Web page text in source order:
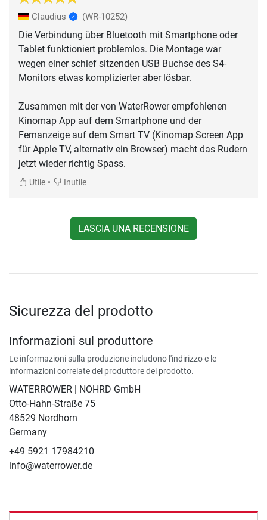
Claudius (WR-10252)
Die Verbindung über Bluetooth mit Smartphone oder
Tablet funktioniert problemlos. Die Montage war
wegen einer schief sitzenden USB Buchse des S4-
Monitors etwas komplizierter aber lösbar.
Zusammen mit der von WaterRower empfohlenen
Kinomap App auf dem Smartphone und der
Fernanzeige auf dem Smart TV (Kinomap Screen App
für Apple TV, alternativ ein Browser) macht das Rudern
jetzt wieder richtig Spass.
Utile • Inutile
LASCIA UNA RECENSIONE
Sicurezza del prodotto
Informazioni sul produttore
Le informazioni sulla produzione includono l'indirizzo e le
informazioni correlate del produttore del prodotto.
WATERROWER | NOHRD GmbH
Otto-Hahn-Straße 75
48529 Nordhorn
Germany
+49 5921 17984210
info@waterrower.de